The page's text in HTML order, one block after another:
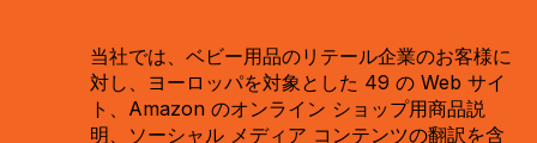
当社では、ベビー用品のリテール企業のお客様に
対し、ヨーロッパを対象とした 49 の Web サイ
ト、Amazon のオンライン ショップ用商品説
明、ソーシャル メディア コンテンツの翻訳を含